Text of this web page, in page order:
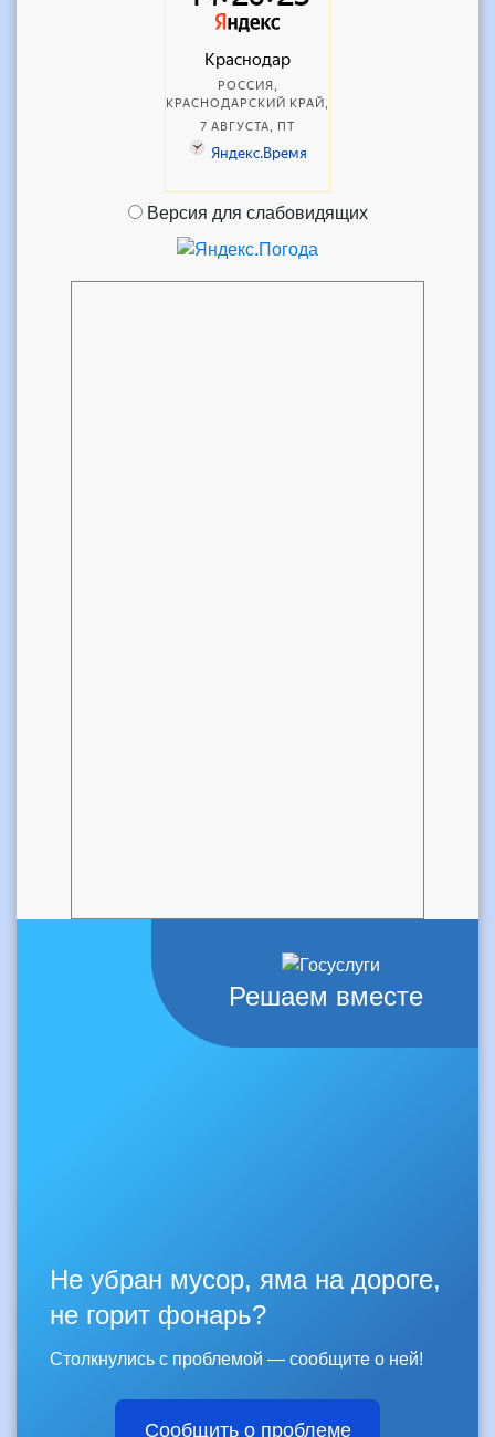
Версия для слабовидящих
Решаем вместе
Не убран мусор, яма на дороге,
не горит фонарь?
Столкнулись с проблемой — сообщите о ней!
Сообщить о проблеме